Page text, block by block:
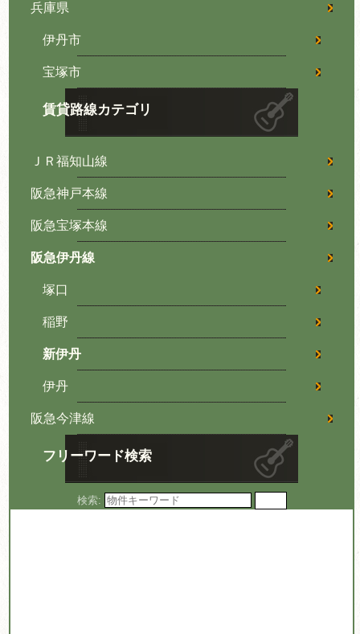
兵庫県
伊丹市
宝塚市
賃貸路線カテゴリ
ＪＲ福知山線
阪急神戸本線
阪急宝塚本線
阪急伊丹線
塚口
稲野
新伊丹
伊丹
阪急今津線
フリーワード検索
検索: